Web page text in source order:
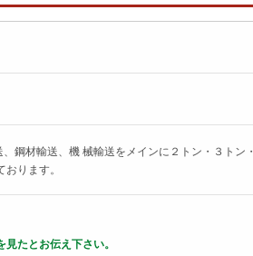
鋼材輸送、機 械輸送をメインに２トン・３トン・
ります。
たとお伝え下さい。